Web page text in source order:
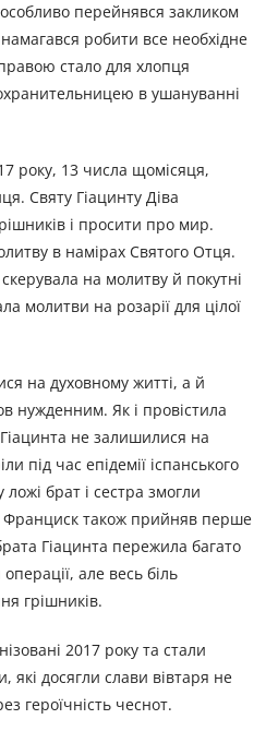
перейнявся закликом
робити все необхідне
стало для хлопця
в ушануванні
року, 13 числа щомісяця,
Святу Гіацинту Діва
і просити про мир.
в намірах Святого Отця.
на молитву й покутні
молитви на розарії для цілої
на духовному житті, а й
нужденним. Як і провістила
не залишилися на
під час епідемії іспанського
брат і сестра змогли
Франциск також прийняв перше
Гіацинта пережила багато
але весь біль
грішників.
2017 року та стали
досягли слави вівтаря не
героїчність чеснот.